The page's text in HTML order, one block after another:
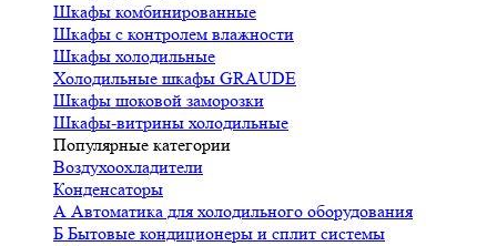
Шкафы комбинированные
Шкафы с контролем влажности
Шкафы холодильные
Холодильные шкафы GRAUDE
Шкафы шоковой заморозки
Шкафы-витрины холодильные
Популярные категории
Воздухоохладители
Конденсаторы
А Автоматика для холодильного оборудования
Б Бытовые кондиционеры и сплит системы